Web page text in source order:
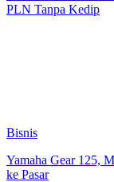
PLN Tanpa Kedip
Bisnis
Yamaha Gear 125,
ke Pasar